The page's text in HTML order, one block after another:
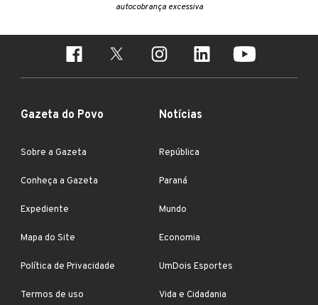
autocobrança excessiva
Gazeta do Povo
Sobre a Gazeta
Conheça a Gazeta
Expediente
Mapa do Site
Política de Privacidade
Termos de uso
Notícias
República
Paraná
Mundo
Economia
UmDois Esportes
Vida e Cidadania